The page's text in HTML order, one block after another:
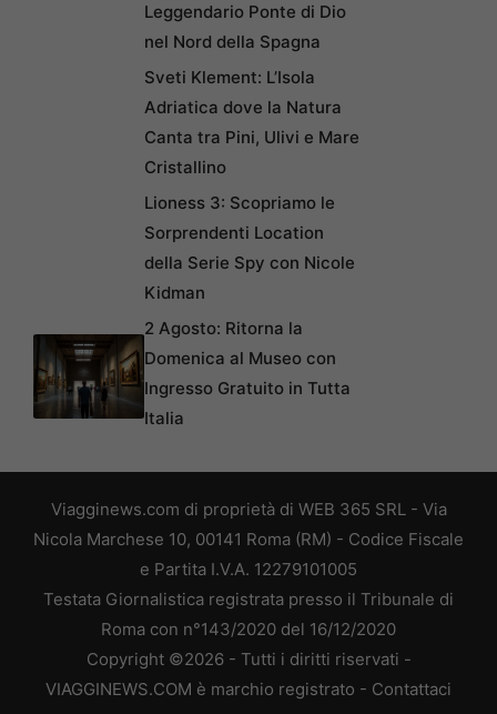
Leggendario Ponte di Dio
nel Nord della Spagna
Sveti Klement: L’Isola
Adriatica dove la Natura
Canta tra Pini, Ulivi e Mare
Cristallino
Lioness 3: Scopriamo le
Sorprendenti Location
della Serie Spy con Nicole
Kidman
2 Agosto: Ritorna la
Domenica al Museo con
Ingresso Gratuito in Tutta
Italia
Viagginews.com di proprietà di WEB 365 SRL - Via
Nicola Marchese 10, 00141 Roma (RM) - Codice Fiscale
e Partita I.V.A. 12279101005
Testata Giornalistica registrata presso il Tribunale di
Roma con n°143/2020 del 16/12/2020
Copyright ©2026 - Tutti i diritti riservati -
VIAGGINEWS.COM è marchio registrato - Contattaci